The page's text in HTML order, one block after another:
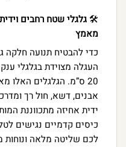
🛠️גלגלי שטח רחבים
מאמץ
כדי להבטיח תנועה
העגלה מצוידת בגלגלי
20 ס”מ. הגלגלים
אבנים, דשא, חול רך
ידית אחיזה מתכווננת
כיסים קדמיים נגישים
לכם שליטה מלאה ונוחות